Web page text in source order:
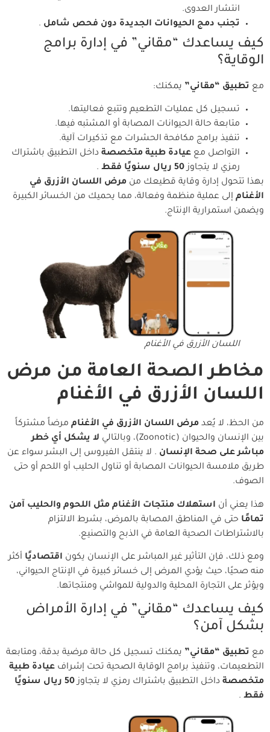
انتشار العدوى.
تجنب دمج الحيوانات الجديدة دون فحص شامل .
كيف يساعدك “مقاني” في إدارة برامج
الوقاية؟
مع تطبيق “مقاني” يمكنك:
تسجيل كل عمليات التطعيم وتتبع فعاليتها.
متابعة حالة الحيوانات المصابة أو المشتبه فيها.
تنفيذ برامج مكافحة الحشرات مع تذكيرات آلية.
التواصل مع عيادة طبية متخصصة داخل التطبيق باشتراك
رمزي لا يتجاوز50 ريال سنويًا فقط
.
بهذا تتحول إدارة وقاية قطيعك من مرض اللسان الأزرق في
الأغنام إلى عملية منظمة وفعالة، مما يحميك من الخسائر الكبيرة
ويضمن استمرارية الإنتاج.
اللسان الأزرق في الأغنام
مخاطر الصحة العامة من مرض
اللسان الأزرق في الأغنام
من الحظ، لا يُعد مرض اللسان الأزرق في الأغنام مرضاً مشتركاً
بين الإنسان والحيوان (Zoonotic)، وبالتالي
لا يشكل أي خطر
مباشر على صحة الإنسان . لا ينتقل الفيروس إلى البشر سواء عن
طريق ملامسة الحيوانات المصابة أو تناول الحليب أو اللحم أو حتى
الصوف.
هذا يعني أن استهلاك منتجات الأغنام مثل اللحوم والحليب آمن
تمامًا حتى في المناطق المصابة بالمرض، بشرط الالتزام
بالاشتراطات الصحية العامة في الذبح والتصنيع.
ومع ذلك، فإن التأثير غير المباشر على الإنسان يكون اقتصاديًا أكثر
منه صحيًا، حيث يؤدي المرض إلى خسائر كبيرة في الإنتاج الحيواني،
ويؤثر على التجارة المحلية والدولية للمواشي ومنتجاتها.
كيف يساعدك “مقاني” في إدارة الأمراض
بشكل آمن؟
مع تطبيق “مقاني” يمكنك تسجيل كل حالة مرضية بدقة، ومتابعة
التطعيمات، وتنفيذ برامج الوقاية الصحية تحت إشراف عيادة طبية
متخصصة داخل التطبيق باشتراك رمزي لا يتجاوز
50 ريال سنويًا
فقط .